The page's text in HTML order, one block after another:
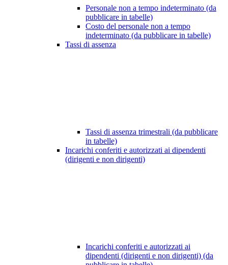
Personale non a tempo indeterminato (da
pubblicare in tabelle)
Costo del personale non a tempo
indeterminato (da pubblicare in tabelle)
Tassi di assenza
Tassi di assenza trimestrali (da pubblicare
in tabelle)
Incarichi conferiti e autorizzati ai dipendenti
(dirigenti e non dirigenti)
Incarichi conferiti e autorizzati ai
dipendenti (dirigenti e non dirigenti) (da